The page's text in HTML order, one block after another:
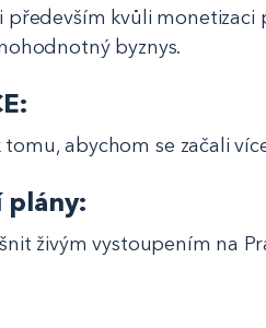
především kvůli
byznys.
abychom se začali
plány:
živým vystoupením na